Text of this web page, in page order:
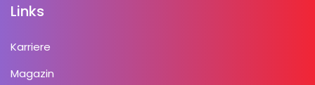
Links
Karriere
Magazin